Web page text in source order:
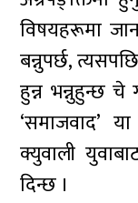
विषयहरूमा
बन्नुपर्छ,
हुन्न भन्नुहुन्छ चे
‘समाजवाद’
क्युवाली
दिन्छ ।